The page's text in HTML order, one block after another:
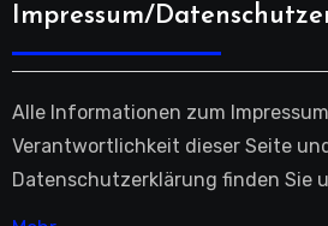
Impressum/
Alle Informationen zum
Verantwortlichkeit dieser Seite
Datenschutzerklärung finden Sie